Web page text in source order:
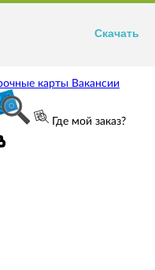
карты Вакансии
Где мой заказ?
Скачать